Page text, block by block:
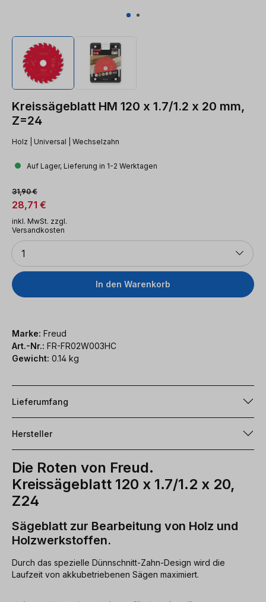
Kreissägeblatt HM 120 x 1.7/1.2 x 20 mm,
Z=24
Holz | Universal | Wechselzahn
Auf Lager, Lieferung in 1-2 Werktagen
Verkaufspreis:
28,71 €
Regulärer Preis:
31,90 €
inkl. MwSt. zzgl.
Versandkosten
Anzahl
1
In den Warenkorb
Marke: Freud
Art.-Nr.: FR-FR02W003HC
Gewicht: 0.14 kg
Lieferumfang
Hersteller
Die Roten von Freud.
Kreissägeblatt 120 x 1.7/1.2 x 20,
Z24
Sägeblatt zur Bearbeitung von Holz und
Holzwerkstoffen.
Durch das spezielle Dünnschnitt-Zahn-Design wird die
Laufzeit von akkubetriebenen Sägen maximiert.